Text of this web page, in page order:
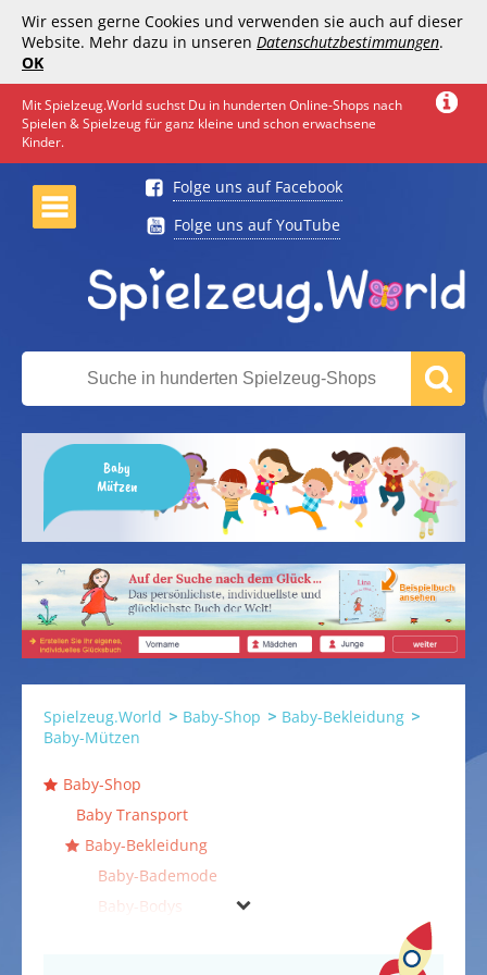
Wir essen gerne Cookies und verwenden sie auch auf dieser
Website. Mehr dazu in unseren Datenschutzbestimmungen.
OK
Mit Spielzeug.World suchst Du in hunderten Online-Shops nach
Spielen & Spielzeug für ganz kleine und schon erwachsene
Kinder.
Folge uns auf Facebook
Folge uns auf YouTube
Baby
Mützen
Spielzeug.World Baby-Shop
Baby-Bekleidung
Baby-Mützen
Baby-Shop
Baby Transport
Baby-Bekleidung
Baby-Bademode
Baby-Bodys